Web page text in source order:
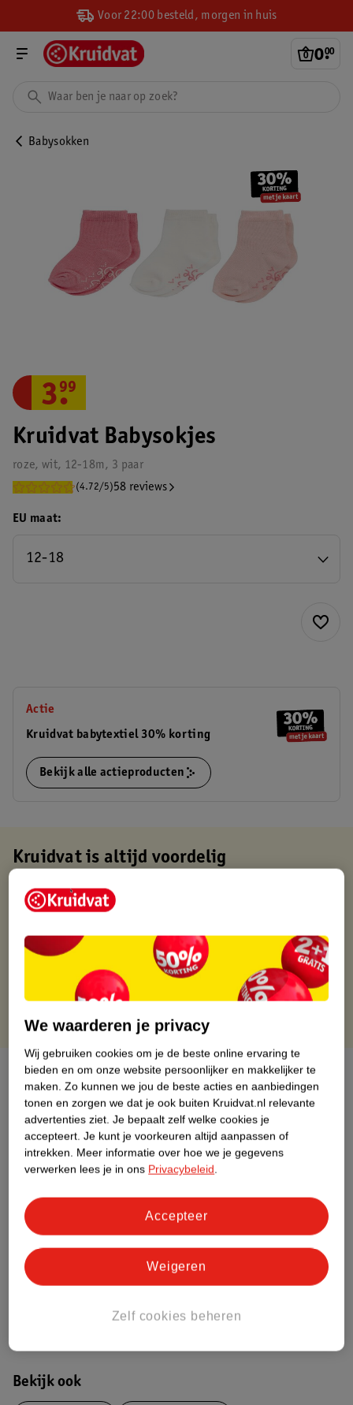
Voor 22:00 besteld, morgen in huis
0.
00
Babysokken
Kruidvat Babysokjes
roze, wit, 12-18m, 3 paar
(4.72/5)58 reviews
3.
99
EU maat
12-18
Actie
Kruidvat babytextiel 30% korting
Bekijk alle actieproducten
Kruidvat is altijd voordelig
Gratis ophalen in de winkel
Op werkdagen voor 22:00 uur besteld, volgende dag in huis
Gratis retourneren binnen 30 dagen
Gratis punten met je Kruidvat kaart
Over dit product
Productinformatie
Etiketinformatie
Nature Impact Score
Dit product heeft (nog) geen Nature
Meer informatie
Bestel & Bezorginformatie
Bekijk ook
We waarderen je privacy
Wij gebruiken cookies om je de beste online ervaring te
bieden en om onze website persoonlijker en makkelijker te
maken. Zo kunnen we jou de beste acties en aanbiedingen
tonen en zorgen we dat je ook buiten Kruidvat.nl relevante
advertenties ziet. Je bepaalt zelf welke cookies je
accepteert. Je kunt je voorkeuren altijd aanpassen of
intrekken. Meer informatie over hoe we je gegevens
verwerken lees je in ons Privacybeleid.
Zelf cookies beheren
Weigeren
Accepteer